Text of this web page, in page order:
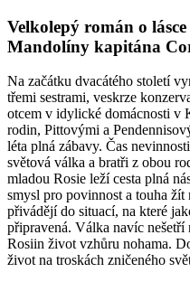
Velkolepý román o
Mandolíny kapitána
Na začátku dvacátého století
třemi sestrami, veskrze
otcem v idylické domácnosti v
rodin, Pittovými a
léta plná zábavy. Čas
světová válka a bratři z obou
mladou Rosie leží cesta plná
smysl pro povinnost a touha
přivádějí do situací, na které
připravená. Válka navíc
Rosiin život vzhůru nohama.
život na troskách zničeného